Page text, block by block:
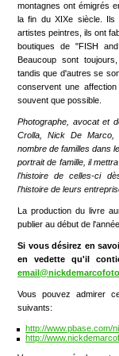
montagnes ont émigrés
la fin du XIXe siècle. Ils
artistes peintres, ils ont
boutiques de "FISH
Beaucoup sont
tandis que d'autres se
conservent une
souvent que possible.
Photographe, avocat et
Crolla, Nick De Marco,
nombre de familles dans
portrait de famille, il
l'histoire de celles-ci
l'histoire de leurs
La production du livre
publier au début de l'année
Si vous désirez en
en vedette qu'il
Vous pouvez admirer
suivants:
http://www.pbase.com/
http://